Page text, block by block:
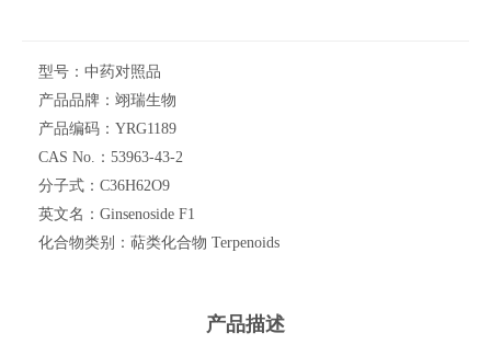
型号： 中药对照品
产品品牌： 翊瑞生物
产品编码： YRG1189
CAS No.： 53963-43-2
分子式： C36H62O9
英文名： Ginsenoside F1
化合物类别： 萜类化合物 Terpenoids
产品描述